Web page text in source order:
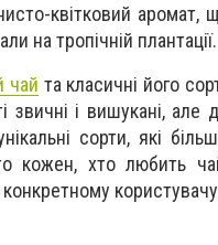
квітковий
на тропічній плантації.
чай та класичні його
звичні і вишукані,
сорти, які
кожен, хто любить